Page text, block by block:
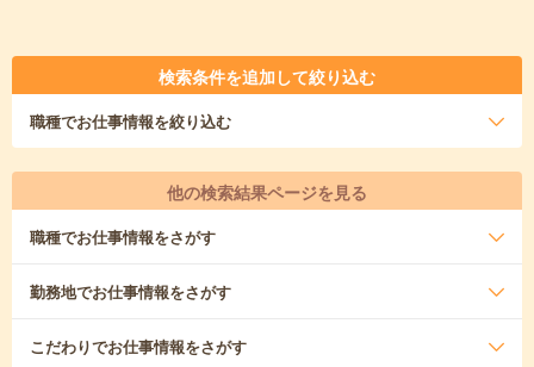
検索条件を追加して絞り込む
職種でお仕事情報を絞り込む
他の検索結果ページを見る
職種でお仕事情報をさがす
勤務地でお仕事情報をさがす
こだわりでお仕事情報をさがす